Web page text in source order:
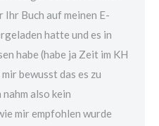
Ihr Buch auf meinen E-
hatte und es in
habe (habe ja Zeit im KH
bewusst das es zu
also kein
mir empfohlen wurde